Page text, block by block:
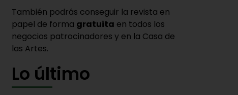
También podrás conseguir la revista en
papel de forma gratuita en todos los
negocios patrocinadores y en la Casa de
las Artes.
Lo último